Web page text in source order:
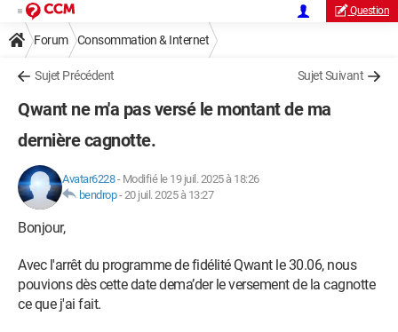
Question
Forum Consommation & Internet
Sujet Précédent Sujet Suivant
Qwant ne m'a pas versé le montant de ma
dernière cagnotte.
Avatar6228- Modifié le 19 juil. 2025 à 18:26
bendrop-20 juil. 2025 à 13:27
Bonjour,
Avec l'arrêt du programme de fidélité Qwant le 30.06, nous
pouvions dès cette date dema’der le versement de la cagnotte
ce que j'ai fait.